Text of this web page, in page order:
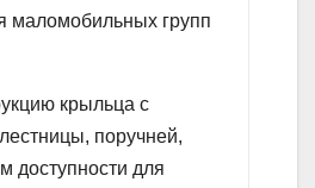
маломобильных групп
крыльца с
поручней,
доступности для